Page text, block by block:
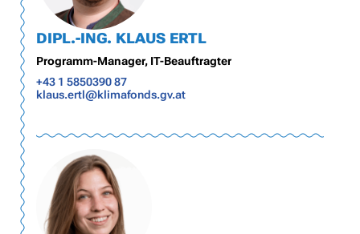
DIPL.-ING. KLAUS ERTL
Programm-Manager, IT-Beauftragter
+43 1 5850390 87
klaus.ertl@klimafonds.gv.at